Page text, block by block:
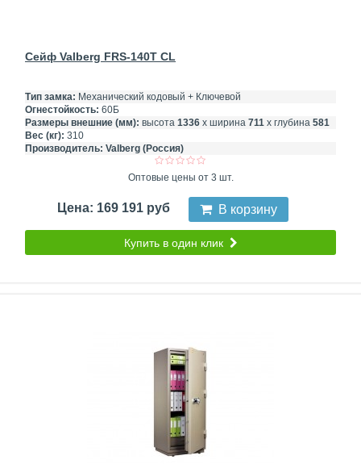
Сейф Valberg FRS-140T CL
Тип замка: Механический кодовый + Ключевой
Огнестойкость: 60Б
Размеры внешние (мм): высота 1336 х ширина 711 х глубина 581
Вес (кг): 310
Производитель: Valberg (Россия)
Оптовые цены от 3 шт.
Цена: 169 191 руб В корзину
Купить в один клик